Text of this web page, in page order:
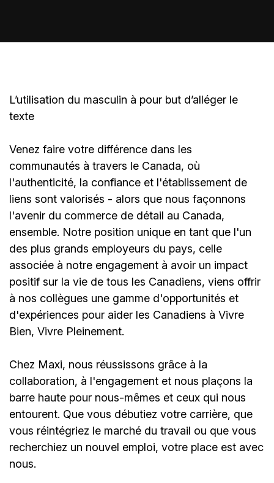
L’utilisation du masculin à pour but d’alléger le
texte
Venez faire votre différence dans les
communautés à travers le Canada, où
l'authenticité, la confiance et l'établissement de
liens sont valorisés - alors que nous façonnons
l'avenir du commerce de détail au Canada,
ensemble. Notre position unique en tant que l'un
des plus grands employeurs du pays, celle
associée à notre engagement à avoir un impact
positif sur la vie de tous les Canadiens, viens offrir
à nos collègues une gamme d'opportunités et
d'expériences pour aider les Canadiens à Vivre
Bien, Vivre Pleinement.
Chez Maxi, nous réussissons grâce à la
collaboration, à l'engagement et nous plaçons la
barre haute pour nous-mêmes et ceux qui nous
entourent. Que vous débutiez votre carrière, que
vous réintégriez le marché du travail ou que vous
recherchiez un nouvel emploi, votre place est avec
nous.